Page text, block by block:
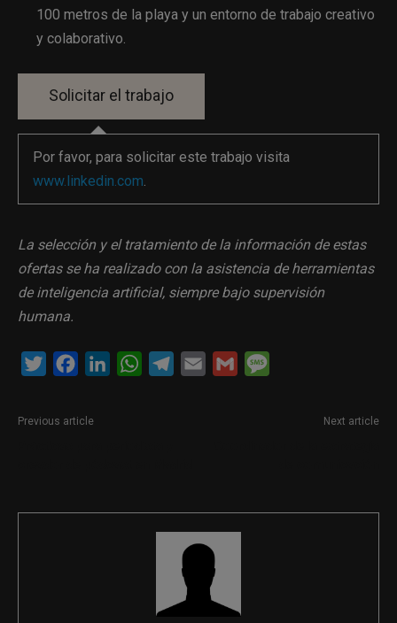
100 metros de la playa y un entorno de trabajo creativo
y colaborativo.
Por favor, para solicitar este trabajo visita
www.linkedin.com.
La selección y el tratamiento de la información de estas
ofertas se ha realizado con la asistencia de herramientas
de inteligencia artificial, siempre bajo supervisión
humana.
Twitter FacebookLinkedInWhatsAppTelegram
Email Gmail
Previous article Next article